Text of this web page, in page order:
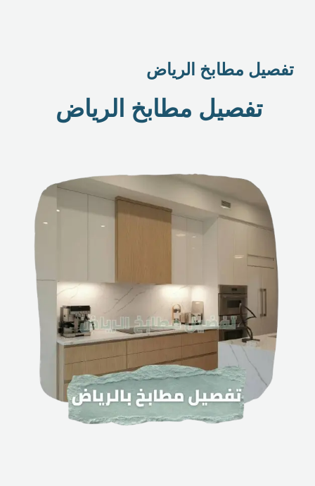
تفصيل مطابخ الرياض
تفصيل مطابخ الرياض